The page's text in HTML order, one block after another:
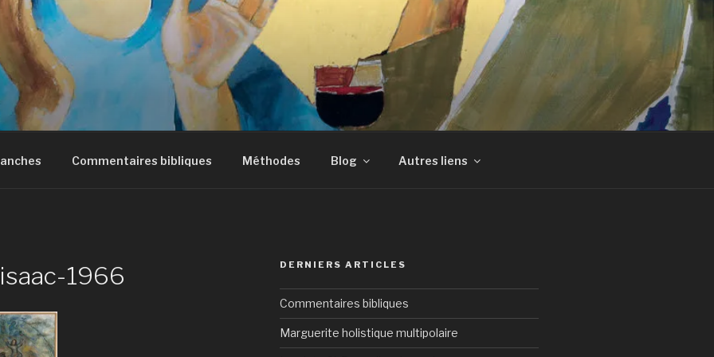
Commentaires bibliques Méthodes Blog Autres liens
1966 DERNIERS ARTICLES
Commentaires bibliques
Marguerite holistique multipolaire